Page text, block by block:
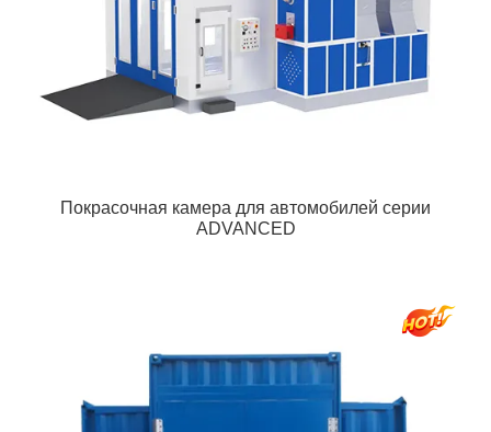
Покрасочная камера для автомобилей серии
ADVANCED